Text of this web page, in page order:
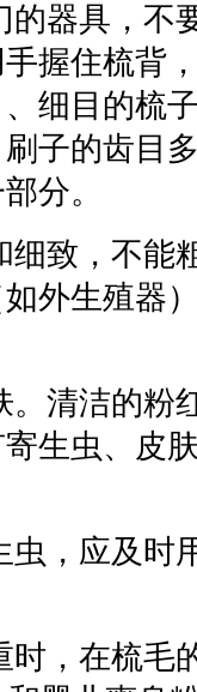
的器具，不
握住梳背
细目的梳
子的齿目
分。
细致，不能
外生殖器
。清洁的粉
生虫、皮
虫，应及时
时，在梳毛